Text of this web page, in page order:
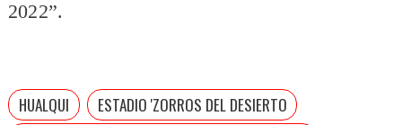
2022”.
HUALQUI
ESTADIO 'ZORROS DEL DESIERTO